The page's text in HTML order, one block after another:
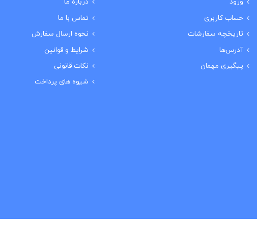
ورود
حساب کاربری
تاریخچه سفارشات
آدرس‌ها
پیگیری مهمان
درباره ما
تماس با ما
نحوه ارسال سفارش
شرایط و قوانین
نکات قانونی
شیوه های پرداخت